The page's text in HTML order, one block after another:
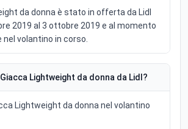
da donna è stato in offerta da Lidl
2019 al 3 ottobre 2019 e al momento
volantino in corso.
Lightweight da donna da Lidl?
Lightweight da donna nel volantino